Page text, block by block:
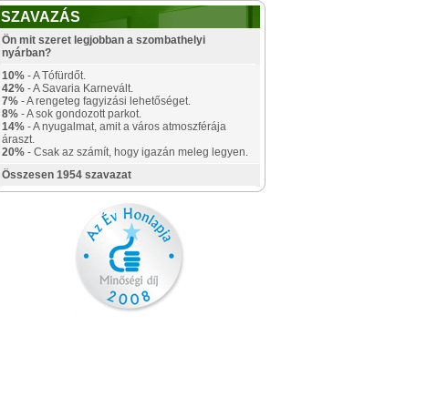
SZAVAZÁS
Ön mit szeret legjobban a szombathelyi
nyárban?
10% - A Tófürdőt.
42% - A Savaria Karnevált.
7% - A rengeteg fagyizási lehetőséget.
8% - A sok gondozott parkot.
14% - A nyugalmat, amit a város atmoszférája
áraszt.
20% - Csak az számít, hogy igazán meleg legyen.
Összesen 1954 szavazat